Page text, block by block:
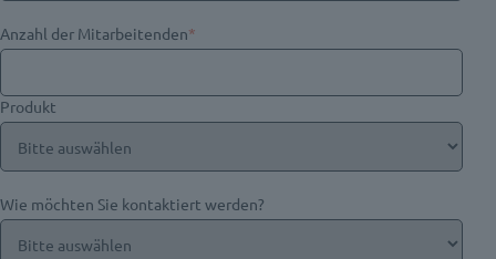
Anzahl der Mitarbeitenden*
Produkt
Wie möchten Sie kontaktiert werden?